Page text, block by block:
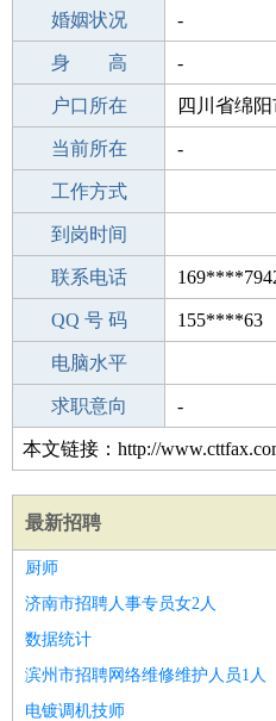
出生年月 2004-09-27
婚姻状况 -
学 历 中学
身 高 -
毕业学校 中学
户口所在 四川省绵
所学专业 -
当前所在 -
工作经验
工作方式
驾 照
到岗时间
期望月薪
联系电话
手机号码 169****7942
QQ 号 码 155****63
微信号码
电脑水平
外语水平
求职意向 -
本文链接：http://
最新招聘
厨师
济南市招聘人事专员女2人
数据统计
滨州市招聘网络维修维护人员1人
电镀调机技师